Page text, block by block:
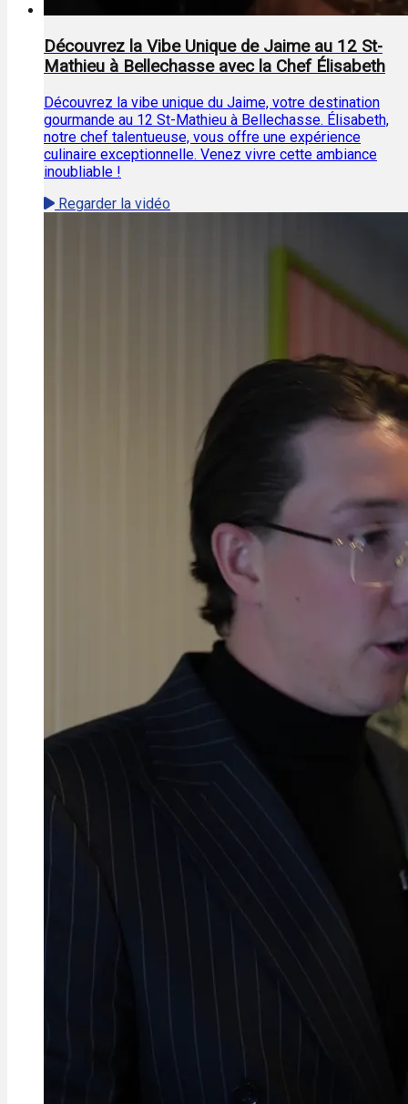
Découvrez la Vibe Unique de Jaime au 12 St-
Mathieu à Bellechasse avec la Chef Élisabeth
Découvrez la vibe unique du Jaime, votre destination
gourmande au 12 St-Mathieu à Bellechasse. Élisabeth,
notre chef talentueuse, vous offre une expérience
culinaire exceptionnelle. Venez vivre cette ambiance
inoubliable !
Regarder la vidéo